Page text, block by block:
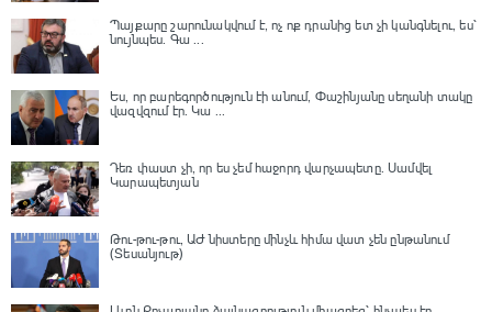
Պայքարը շարունակվում է, ոչ ոք դրանից ետ չի կանգնելու, ես՝
նույնպես․ Գա ...
Ես, որ բարեգործություն էի անում, Փաշինյանը սեղանի տակը
վազվզում էր․ Կա ...
Դեռ փաստ չի, որ ես չեմ հաջորդ վարչապետը․ Սամվել
Կարապետյան
Թու-թու-թու, ԱԺ նիստերը մինչև հիմա վատ չեն ընթանում
(Տեսանյութ)